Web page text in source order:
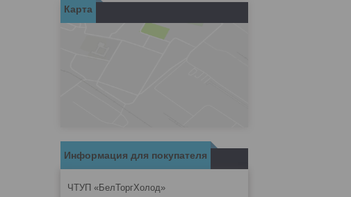
Карта
Информация для покупателя
ЧТУП «БелТоргХолод»